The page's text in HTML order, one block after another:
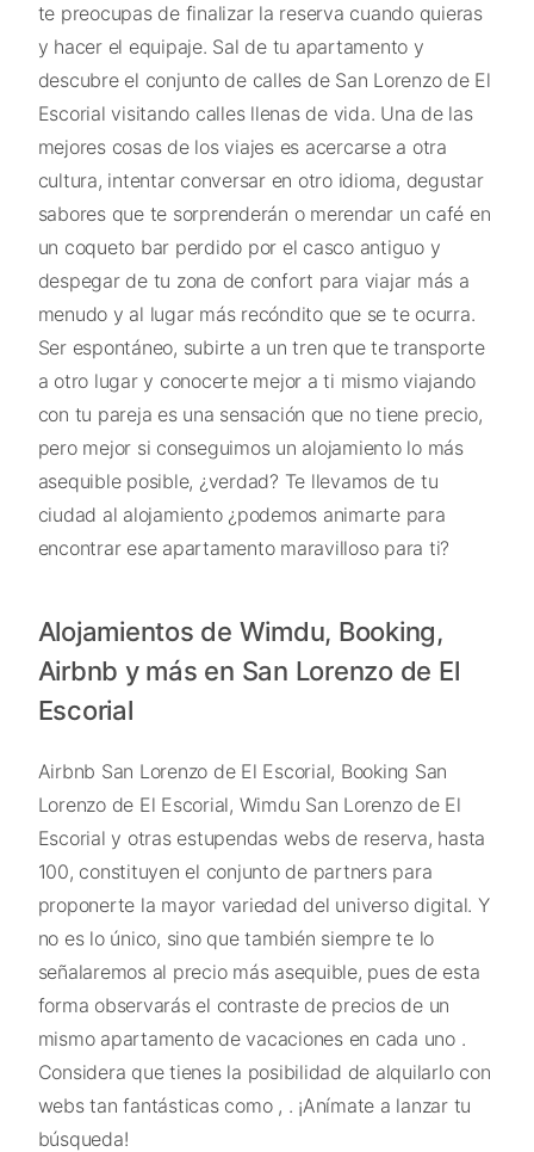
te preocupas de finalizar la reserva cuando quieras
y hacer el equipaje. Sal de tu apartamento y
descubre el conjunto de calles de San Lorenzo de El
Escorial visitando calles llenas de vida. Una de las
mejores cosas de los viajes es acercarse a otra
cultura, intentar conversar en otro idioma, degustar
sabores que te sorprenderán o merendar un café en
un coqueto bar perdido por el casco antiguo y
despegar de tu zona de confort para viajar más a
menudo y al lugar más recóndito que se te ocurra.
Ser espontáneo, subirte a un tren que te transporte
a otro lugar y conocerte mejor a ti mismo viajando
con tu pareja es una sensación que no tiene precio,
pero mejor si conseguimos un alojamiento lo más
asequible posible, ¿verdad? Te llevamos de tu
ciudad al alojamiento ¿podemos animarte para
encontrar ese apartamento maravilloso para ti?
Alojamientos de Wimdu, Booking,
Airbnb y más en San Lorenzo de El
Escorial
Airbnb San Lorenzo de El Escorial, Booking San
Lorenzo de El Escorial, Wimdu San Lorenzo de El
Escorial y otras estupendas webs de reserva, hasta
100, constituyen el conjunto de partners para
proponerte la mayor variedad del universo digital. Y
no es lo único, sino que también siempre te lo
señalaremos al precio más asequible, pues de esta
forma observarás el contraste de precios de un
mismo apartamento de vacaciones en cada uno .
Considera que tienes la posibilidad de alquilarlo con
webs tan fantásticas como , . ¡Anímate a lanzar tu
búsqueda!